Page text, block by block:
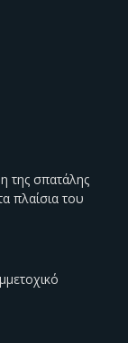
της σπατάλης
πλαίσια του